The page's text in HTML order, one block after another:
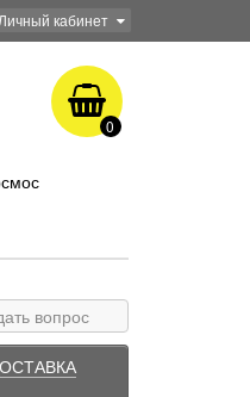
Личный кабинет
0
вопрос